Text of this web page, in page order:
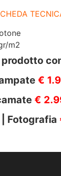
m2
€
€
Fotografia